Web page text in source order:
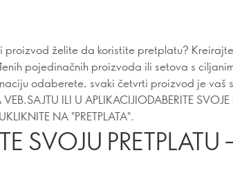
proizvod želite da koristite pretplatu?
pojedinačnih proizvoda ili setova s
odaberete, svaki četvrti proizvod je vaš
VEB.SAJTU ILI U APLIKACIJIODABERITE
NA "PRETPLATA".
SVOJU